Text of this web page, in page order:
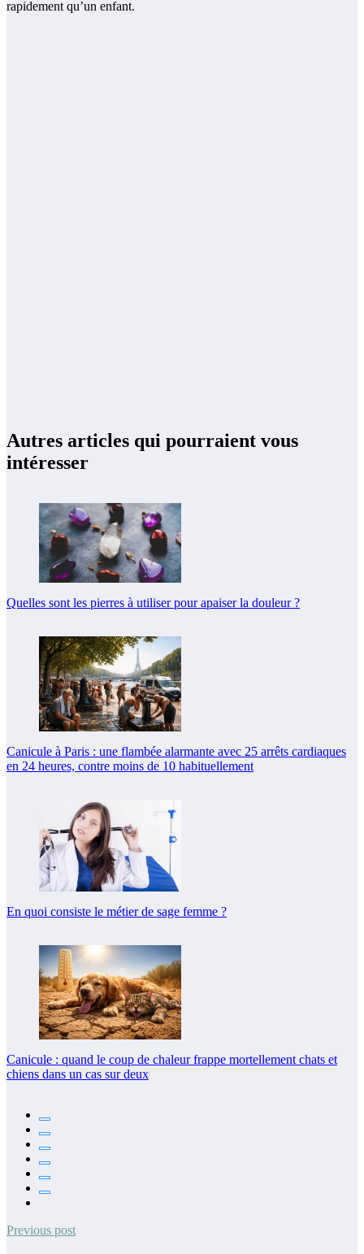
rapidement qu’un enfant.
Autres articles qui pourraient vous
intéresser
Quelles sont les pierres à utiliser pour apaiser la douleur ?
Canicule à Paris : une flambée alarmante avec 25 arrêts cardiaques
en 24 heures, contre moins de 10 habituellement
En quoi consiste le métier de sage femme ?
Canicule : quand le coup de chaleur frappe mortellement chats et
chiens dans un cas sur deux
Previous post